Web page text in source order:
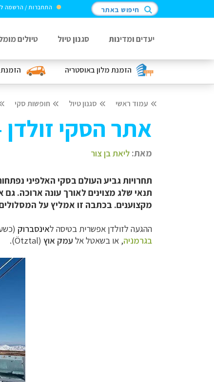
הזמנת מלוןבאוסטריה
התחברות / הרשמה חיפוש באתר
יעדים ומדינות סגנון טיול טיולים
עמוד ראשי סגנון טיול חופשות סקי
אתר הסקי
מאת: ליאת בן צור
תחרויות גביע העולם בסקי האלפיני
תנאי שלג מצוינים לאורך עונה ארוכה.
מקצוענים. בכתבה זו אמליץ על
ההגעה לזולדן אפשרית בטיסה לאינסברוק
בגרמניה, או בשאטל אל עמק אוץ (Ötztal).